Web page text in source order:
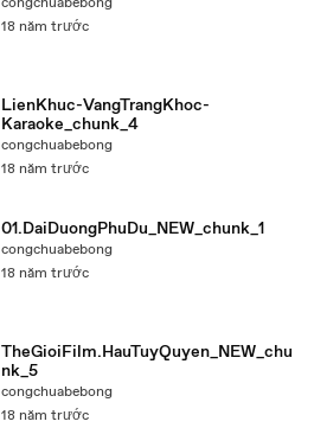
18 năm trước
LienKhuc-VangTrangKhoc-
Karaoke_chunk_4
congchuabebong
18 năm trước
01.DaiDuongPhuDu_NEW_chunk_1
congchuabebong
18 năm trước
TheGioiFilm.HauTuyQuyen_NEW_chu
nk_5
congchuabebong
18 năm trước